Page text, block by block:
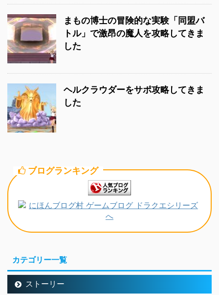
まもの博士の冒険的な実験「同盟バ
トル」で激昂の魔人を攻略してきま
した
ヘルクラウダーをサポ攻略してきま
した
ブログランキング
カテゴリー一覧
ストーリー